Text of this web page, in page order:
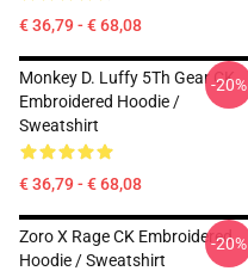
€ 36,79 - € 68,08
Monkey D. Luffy 5Th Gear CK
Embroidered Hoodie /
Sweatshirt
€ 36,79 - € 68,08
-20%
Zoro X Rage CK Embroidered
Hoodie / Sweatshirt
-20%